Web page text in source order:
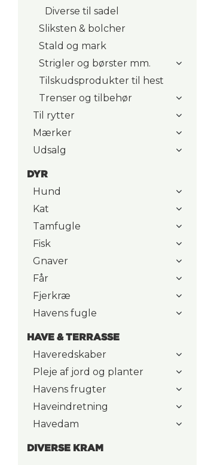
Diverse til sadel
Sliksten & bolcher
Stald og mark
Strigler og børster mm.
Tilskudsprodukter til hest
Trenser og tilbehør
Til rytter
Mærker
Udsalg
DYR
Hund
Kat
Tamfugle
Fisk
Gnaver
Får
Fjerkræ
Havens fugle
HAVE & TERRASSE
Haveredskaber
Pleje af jord og planter
Havens frugter
Haveindretning
Havedam
DIVERSE KRAM